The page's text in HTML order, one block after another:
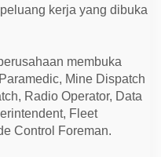
kerja yang dibuka
membuka
Mine Dispatch
Radio Operator, Data
Fleet
Control Foreman.